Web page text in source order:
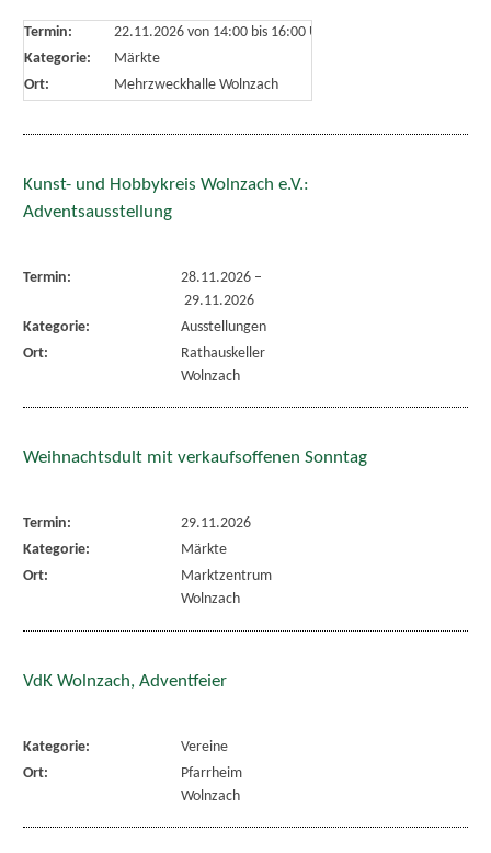
Termin: 22.11.2026 von 14:00bis 16:00 Uhr
Kategorie:
Märkte
Ort:
Mehrzweckhalle Wolnzach
Kunst- und Hobbykreis Wolnzach e.V.:
Adventsausstellung
Termin: 28.11.2026–
29.11.2026
Kategorie:
Ausstellungen
Ort:
Rathauskeller
Wolnzach
Weihnachtsdult mit verkaufsoffenen Sonntag
Termin:
29.11.2026
Kategorie:
Märkte
Ort:
Marktzentrum
Wolnzach
VdK Wolnzach, Adventfeier
Kategorie:
Vereine
Ort:
Pfarrheim
Wolnzach